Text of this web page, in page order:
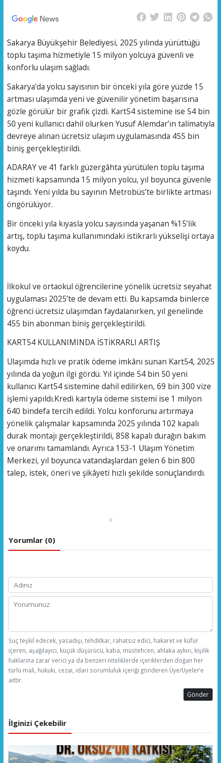
Sakarya Büyükşehir Belediyesi, 2025 yılında yürüttüğü
toplu taşıma hizmetiyle 15 milyon yolcuya güvenli ve
konforlu ulaşım sağladı.
Sakarya'da yolcu sayısının bir önceki yıla göre yüzde 15
artması ulaşımda yeni ve güvenilir yönetim başarısına
gözle görülür bir grafik çizdi. Kart54 sistemine ise 54 bin
50 yeni kullanıcı dahil olurken Yusuf Alemdar’ın talimatıyla
devreye alınan ücretsiz ulaşım uygulamasında 455 bin
biniş gerçekleştirildi.
ADARAY ve 41 farklı güzergâhta yürütülen toplu taşıma
hizmeti kapsamında 15 milyon yolcu, yıl boyunca güvenle
taşındı. Yeni yılda bu sayının Metrobüs’te birlikte artması
öngörülüyor.
Bir önceki yıla kıyasla yolcu sayısında yaşanan %15’lik
artış, toplu taşıma kullanımındaki istikrarlı yükselişi ortaya
koydu.
İlkokul ve ortaokul öğrencilerine yönelik ücretsiz seyahat
uygulaması 2025’te de devam etti. Bu kapsamda binlerce
öğrenci ücretsiz ulaşımdan faydalanırken, yıl genelinde
455 bin abonman biniş gerçekleştirildi.
KART54 KULLANIMINDA İSTİKRARLI ARTIŞ
Ulaşımda hızlı ve pratik ödeme imkânı sunan Kart54, 2025
yılında da yoğun ilgi gördü. Yıl içinde 54 bin 50 yeni
kullanıcı Kart54 sistemine dahil edilirken, 69 bin 300 vize
işlemi yapıldı.Kredi kartıyla ödeme sistemi ise 1 milyon
640 bindefa tercih edildi. Yolcu konforunu artırmaya
yönelik çalışmalar kapsamında 2025 yılında 102 kapalı
durak montajı gerçekleştirildi, 858 kapalı durağın bakım
ve onarımı tamamlandı. Ayrıca 153-1 Ulaşım Yönetim
Merkezi, yıl boyunca vatandaşlardan gelen 6 bin 800
talep, istek, öneri ve şikâyeti hızlı şekilde sonuçlandırdı.
#
Yorumlar (0)
Suç teşkil edecek, yasadışı, tehditkar, rahatsız edici, hakaret ve küfür
içeren, aşağılayıcı, küçük düşürücü, kaba, müstehcen, ahlaka aykırı, kişilik
haklarına zarar verici ya da benzeri niteliklerde içeriklerden doğan her
türlü mali, hukuki, cezai, idari sorumluluk içeriği gönderen Üye/Üyeler’e
aittir.
Gönder
İlginizi Çekebilir